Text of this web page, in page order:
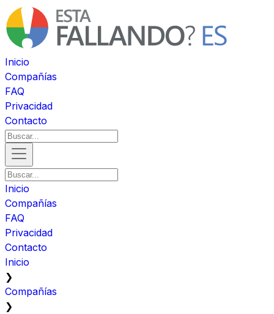
Inicio
Compañías
FAQ
Privacidad
Contacto
Inicio
Compañías
FAQ
Privacidad
Contacto
Inicio
❯
Compañías
❯